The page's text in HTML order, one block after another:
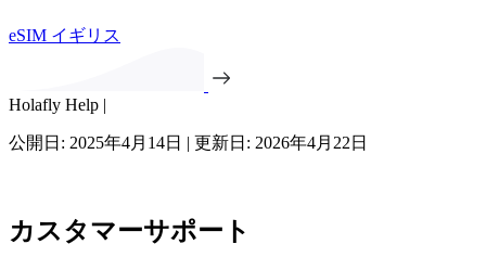
eSIM イギリス
Holafly Help |
公開日: 2025年4月14日 | 更新日: 2026年4月22日
カスタマーサポート